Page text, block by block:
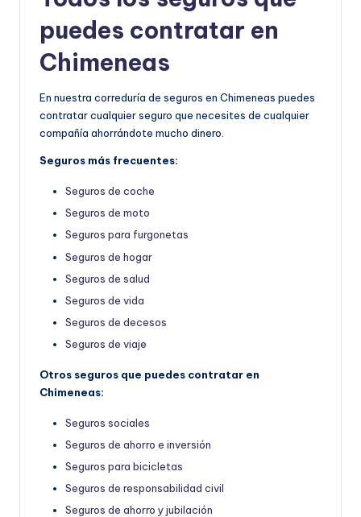
puedes contratar en
Chimeneas
En nuestra correduría de seguros en Chimeneas puedes
contratar cualquier seguro que necesites de cualquier
compañía ahorrándote mucho dinero.
Seguros más frecuentes:
Seguros de coche
Seguros de moto
Seguros para furgonetas
Seguros de hogar
Seguros de salud
Seguros de vida
Seguros de decesos
Seguros de viaje
Otros seguros que puedes contratar en
Chimeneas:
Seguros sociales
Seguros de ahorro e inversión
Seguros para bicicletas
Seguros de responsabilidad civil
Seguros de ahorro y jubilación